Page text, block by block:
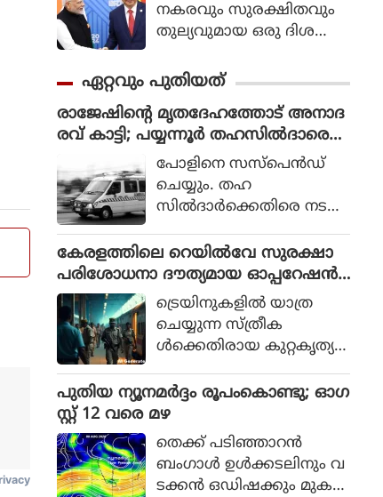
നകരവും സുരക്ഷിതവും
തുല്യവുമായ ഒരു ദിശ
വികസിക്കുന്നുവെന്ന് ഉറ
പ്പാക്കുക എന്ന പ്രഖ്യാപിത
ലക്ഷ്യത്തോടെയാണ് ഇ
തിന്റെ ആരംഭം. ചടങ്ങില്‍
യുഎന്‍ സെക്രട്ടറി ജനറല്‍
അന്റോണിയോ ഗുട്ടെറസ്
പങ്കെടുത്തു.
ഏറ്റവും പുതിയത്
രാജേഷിന്റെ മൃതദേഹത്തോട് അനാദ
രവ് കാട്ടി; പയ്യന്നൂര്‍ തഹസില്‍ദാരെ
സസ്‌പെന്‍ഡ് ചെയ്യുംപോളിനെ സസ്‌പെന്‍ഡ്
ചെയ്യും. തഹ
സില്‍ദാര്‍ക്കെതിരെ നടപ
എ.പി. അനില്‍ കുമാര്‍
ലാന്‍ഡ് റവന്യൂ കമ്മീഷണ
ര്‍ക്ക് നിര്‍ദ്ദേശം നല്‍കി. ഇ
തുസംബന്ധിച്ച ഉത്തരവ് ഉ
ടന്‍ പുറത്തിറങ്ങുമെന്ന് പ്ര
തീക്ഷിക്കുന്നു.
കേരളത്തിലെ റെയില്‍വേ സുരക്ഷാ
പരിശോധനാ ദൗത്യമായ ഓപ്പറേഷന്‍
രക്ഷിതയില്‍ അറസ്റ്റിലായത് 33 പേര്‍
ട്രെയിനുകളില്‍ യാത്ര
ചെയ്യുന്ന സ്ത്രീക
ള്‍ക്കെതിരായ കുറ്റകൃത്യ
രുടെ സുരക്ഷ ഉറ
പ്പാക്കുന്നതിനുമായി കേര
ള റെയില്‍വേ പോലീസ്
ആരംഭിച്ച പദ്ധതിയാണ്
'ഓപ്പറേഷന്‍ രക്ഷിത.
പുതിയ ന്യൂനമർദ്ദം രൂപംകൊണ്ടു; ഓഗ
സ്റ്റ് 12 വരെ മഴ
തെക്ക് പടിഞ്ഞാറൻ
ബംഗാൾ ഉൾക്കടലിനും വ
ടക്കൻ ഒഡിഷക്കും മുക